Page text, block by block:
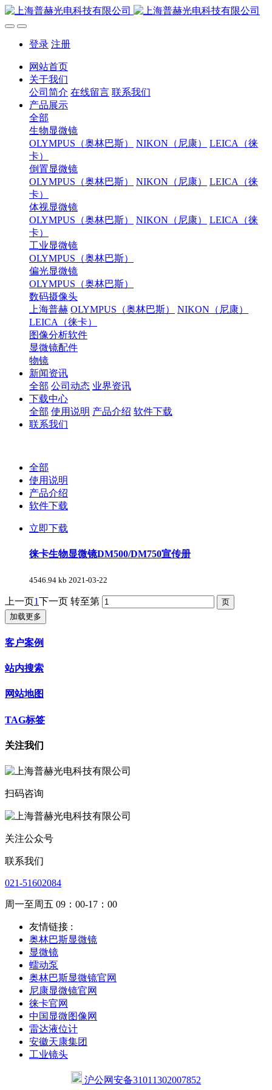
登录 注册
网站首页
关于我们
公司简介 在线留言 联系我们
产品展示
全部
生物显微镜
OLYMPUS（奥林巴斯）
NIKON（尼康）
LEICA（徕
卡）
倒置显微镜
OLYMPUS（奥林巴斯）
NIKON（尼康）
LEICA（徕
卡）
体视显微镜
OLYMPUS（奥林巴斯）
NIKON（尼康）
LEICA（徕
卡）
工业显微镜
OLYMPUS（奥林巴斯）
偏光显微镜
OLYMPUS（奥林巴斯）
数码摄像头
上海普赫 OLYMPUS（奥林巴斯）
NIKON（尼康）
LEICA（徕卡）
图像分析软件
显微镜配件
物镜
新闻资讯
全部 公司动态 业界资讯
下载中心
全部 使用说明 产品介绍 软件下载
联系我们
全部
使用说明
产品介绍
软件下载
立即下载
徕卡生物显微镜DM500/DM750宣传册
4546.94 kb 2021-03-22
上一页1下一页 转至第
加载更多
客户案例
站内搜索
网站地图
TAG标签
关注我们
扫码咨询
关注公众号
联系我们
021-51602084
周一至周五 09：00-17：00
友情链接 :
奥林巴斯显微镜
显微镜
蠕动泵
奥林巴斯显微镜官网
尼康显微镜官网
徕卡官网
中国显微图像网
雷达液位计
安徽天康集团
工业镜头
沪公网安备31011302007852